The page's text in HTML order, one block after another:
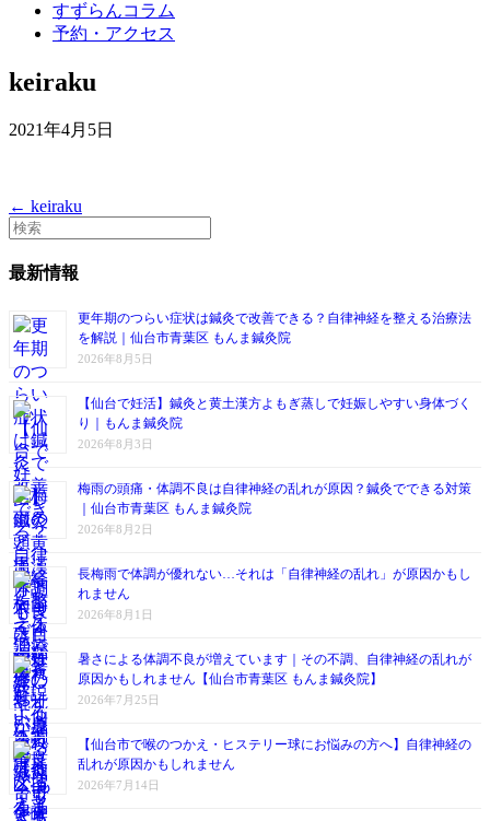
すずらんコラム
予約・アクセス
keiraku
2021年4月5日
← keiraku
最新情報
更年期のつらい症状は鍼灸で改善できる？自律神経を整える治療法
を解説｜仙台市青葉区 もんま鍼灸院
2026年8月5日
【仙台で妊活】鍼灸と黄土漢方よもぎ蒸しで妊娠しやすい身体づく
り｜もんま鍼灸院
2026年8月3日
梅雨の頭痛・体調不良は自律神経の乱れが原因？鍼灸でできる対策
｜仙台市青葉区 もんま鍼灸院
2026年8月2日
長梅雨で体調が優れない…それは「自律神経の乱れ」が原因かもし
れません
2026年8月1日
暑さによる体調不良が増えています｜その不調、自律神経の乱れが
原因かもしれません【仙台市青葉区 もんま鍼灸院】
2026年7月25日
【仙台市で喉のつかえ・ヒステリー球にお悩みの方へ】自律神経の
乱れが原因かもしれません
2026年7月14日